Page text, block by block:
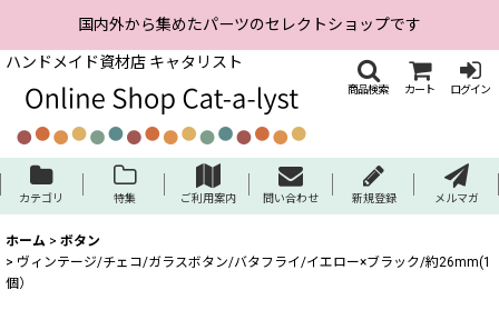
国内外から集めたパーツのセレクトショップです
ハンドメイド資材店 キャタリスト
商品検索 カート ログイン
カテゴリ 特集 ご利用案内 問い合わせ 新規登録 メルマガ
ホーム > ボタン
> ヴィンテージ/チェコ/ガラスボタン/バタフライ/イエロー×ブラック/約26mm(1
個）